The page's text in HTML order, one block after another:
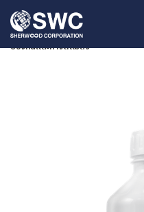
หน้าหลัก | ผลิตภัณฑ์ | ผลิตภัณฑ์สำห
ป้องกันและกำจัดแมลง